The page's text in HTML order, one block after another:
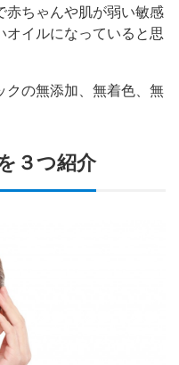
赤ちゃんや肌が弱い敏感
オイルになっていると思
クの無添加、無着色、無
３つ紹介